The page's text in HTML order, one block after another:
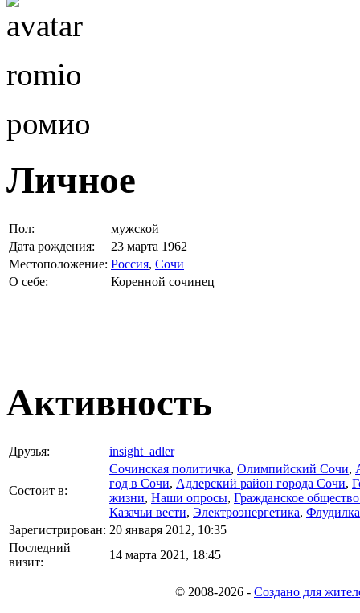
romio
ромио
Личное
Пол:
мужской
Дата рождения:
23 марта 1962
Местоположение: Россия, Сочи
О себе:
Коренной сочинец
Активность
Друзья: insight_adler
Состоит в:
Сочинская политичка, Олимпийский Сочи,
год в Сочи, Адлерский район города Сочи,
жизни, Наши опросы, Гражданское
Казачьи вести, Электроэнергетика, Флудилка
Зарегистрирован: 20 января 2012, 10:35
Последний
визит:
14 марта 2021, 18:45
© 2008-2026 - Создано для